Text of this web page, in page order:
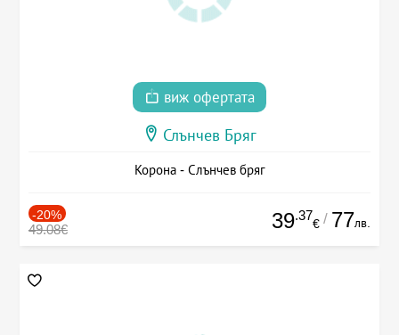
виж офертата
Слънчев Бряг
Корона - Слънчев бряг
-20%
49.08€ 39.37
€ / 77лв.